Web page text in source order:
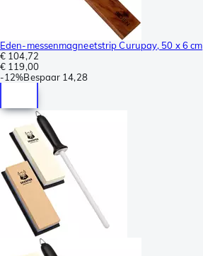
Eden-messenmagneetstrip Curupay, 50 x 6 cm
€ 104,72
€ 119,00
-12%Bespaar 14,28